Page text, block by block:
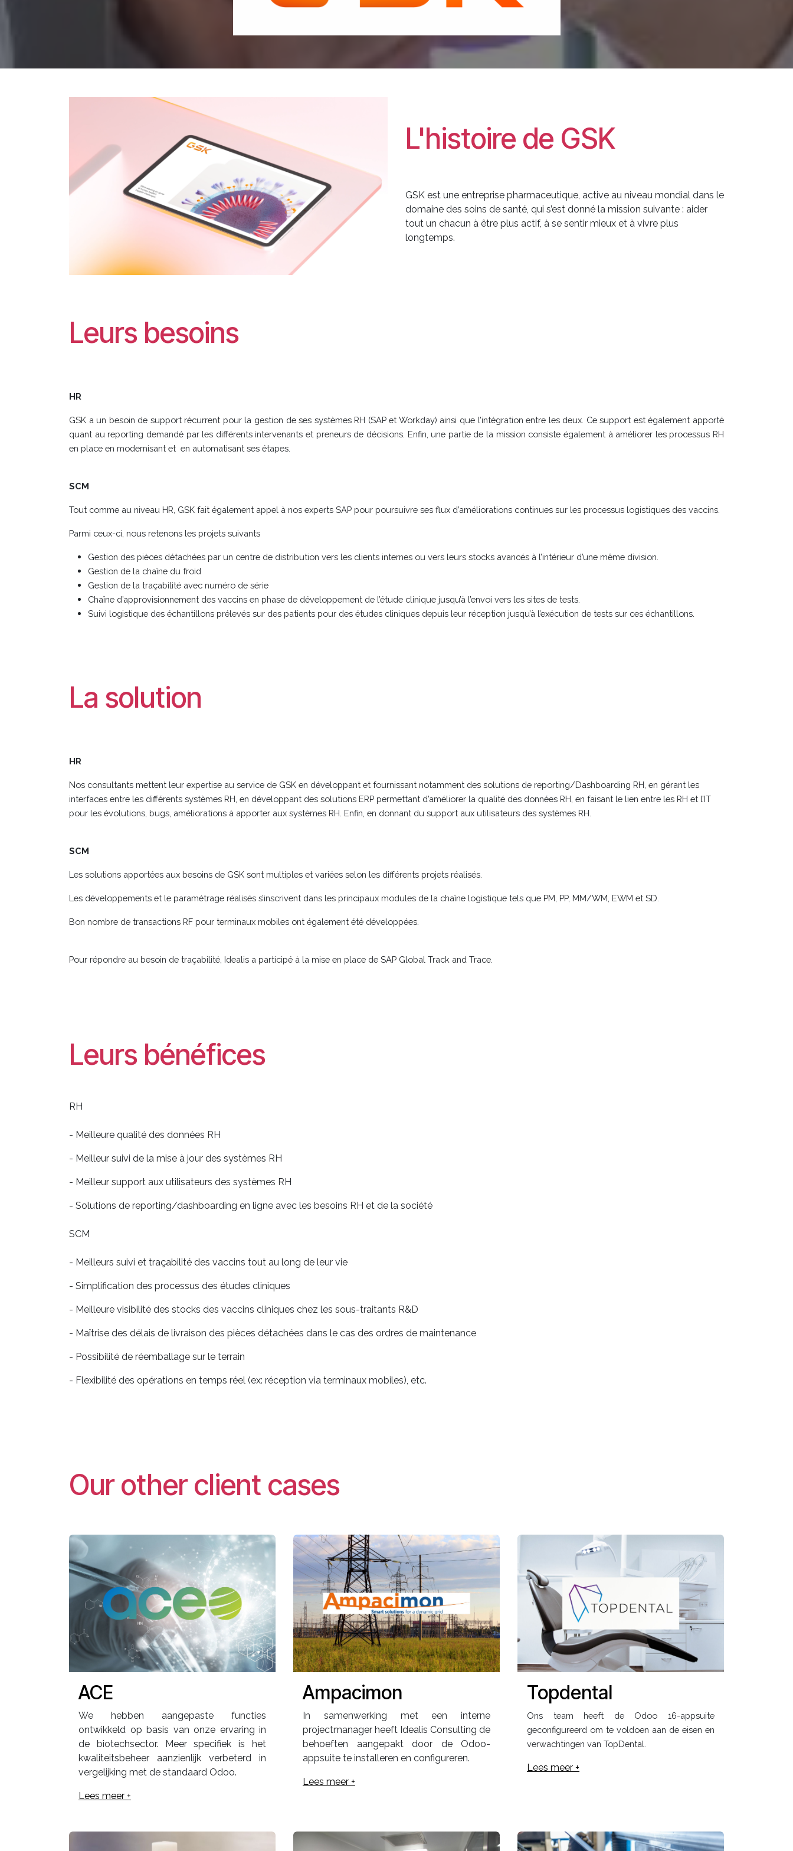
L'histoire de GSK
GSK est une entreprise pharmaceutique, active au niveau mondial dans le
domaine des soins de santé, qui s’est donné la mission suivante : aider
tout un chacun à être plus actif, à se sentir mieux et à vivre plus
longtemps.
Leurs besoins
HR
GSK a un besoin de support récurrent pour la gestion de ses systèmes RH (SAP et Workday) ainsi que l’intégration entre les deux. Ce support est également apporté
quant au reporting demandé par les différents intervenants et preneurs de décisions. Enfin, une partie de la mission consiste également à améliorer les processus RH
en place en modernisant et en automatisant ses étapes.
SCM
Tout comme au niveau HR, GSK fait également appel à nos experts SAP pour poursuivre ses flux d’améliorations continues sur les processus logistiques des vaccins.
Parmi ceux-ci, nous retenons les projets suivants
Gestion des pièces détachées par un centre de distribution vers les clients internes ou vers leurs stocks avancés à l’intérieur d’une même division.
Gestion de la chaîne du froid
Gestion de la traçabilité avec numéro de série
Chaîne d’approvisionnement des vaccins en phase de développement de l’étude clinique jusqu’à l’envoi vers les sites de tests.
Suivi logistique des échantillons prélevés sur des patients pour des études cliniques depuis leur réception jusqu’à l’exécution de tests sur ces échantillons.
La solution
HR
Nos consultants mettent leur expertise au service de GSK en développant et fournissant notamment des solutions de reporting/Dashboarding RH, en gérant les
interfaces entre les différents systèmes RH, en développant des solutions ERP permettant d’améliorer la qualité des données RH, en faisant le lien entre les RH et l’IT
pour les évolutions, bugs, améliorations à apporter aux systèmes RH. Enfin, en donnant du support aux utilisateurs des systèmes RH.
SCM
Les solutions apportées aux besoins de GSK sont multiples et variées selon les différents projets réalisés.
Les développements et le paramétrage réalisés s’inscrivent dans les principaux modules de la chaîne logistique tels que PM, PP, MM/WM, EWM et SD.
Bon nombre de transactions RF pour terminaux mobiles ont également été développées.
Pour répondre au besoin de traçabilité, Idealis a participé à la mise en place de SAP Global Track and Trace.
Leurs bénéfices
RH
- Meilleure qualité des données RH
- Meilleur suivi de la mise à jour des systèmes RH
- Meilleur support aux utilisateurs des systèmes RH
- Solutions de reporting/dashboarding en ligne avec les besoins RH et de la société
SCM
- Meilleurs suivi et traçabilité des vaccins tout au long de leur vie
- Simplification des processus des études cliniques
- Meilleure visibilité des stocks des vaccins cliniques chez les sous-traitants R&D
- Maîtrise des délais de livraison des pièces détachées dans le cas des ordres de maintenance
- Possibilité de réemballage sur le terrain
- Flexibilité des opérations en temps réel (ex: réception via terminaux mobiles), etc.
Our other client cases
ACE
We hebben aangepaste functies
ontwikkeld op basis van onze ervaring in
de biotechsector. Meer specifiek is het
kwaliteitsbeheer aanzienlijk verbeterd in
vergelijking met de standaard Odoo.
Lees meer +
Ampacimon
In samenwerking met een interne
projectmanager heeft Idealis Consulting de
behoeften aangepakt door de Odoo-
appsuite te installeren en configureren.
Lees meer +
Topdental
Ons team heeft de Odoo 16-appsuite
geconfigureerd om te voldoen aan de eisen en
verwachtingen van TopDental.
Lees meer +